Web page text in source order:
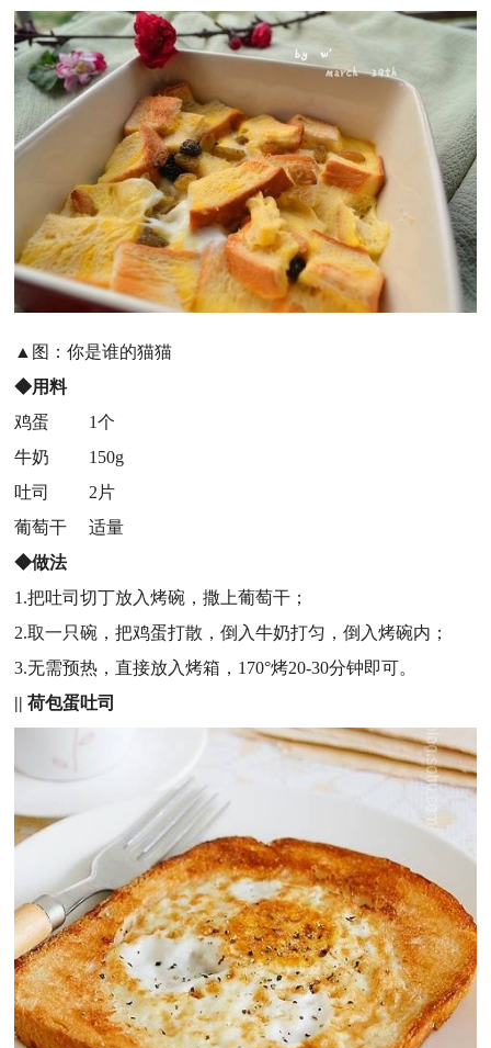
▲图：你是谁的猫猫
◆用料
鸡蛋 1个
牛奶 150g
吐司 2片
葡萄干 适量
◆做法
1.把吐司切丁放入烤碗，撒上葡萄干；
2.取一只碗，把鸡蛋打散，倒入牛奶打匀，倒入烤碗内；
3.无需预热，直接放入烤箱，170°烤20-30分钟即可。
|| 荷包蛋吐司